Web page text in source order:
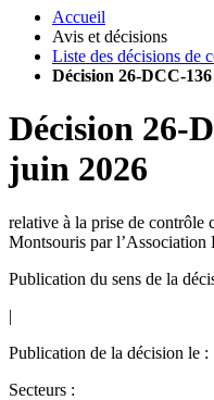
Accueil
Avis et décisions
Liste des décisions de
Décision 26-DCC-
Décision 26-
juin 2026
relative à la prise de contrôle
Montsouris par
Publication du sens de la
|
Publication de la décision le
Secteurs :